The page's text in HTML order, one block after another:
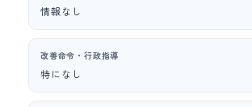
情報なし
改善命令・行政指導
特になし